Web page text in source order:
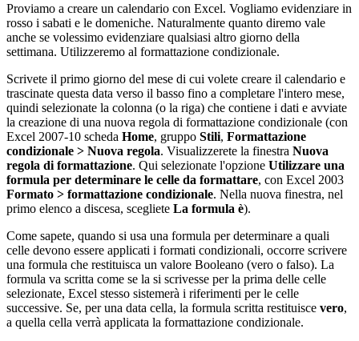
Proviamo a creare un calendario con Excel. Vogliamo evidenziare in
rosso i sabati e le domeniche. Naturalmente quanto diremo vale
anche se volessimo evidenziare qualsiasi altro giorno della
settimana. Utilizzeremo al formattazione condizionale.
Scrivete il primo giorno del mese di cui volete creare il calendario e
trascinate questa data verso il basso fino a completare l'intero mese,
quindi selezionate la colonna (o la riga) che contiene i dati e avviate
la creazione di una nuova regola di formattazione condizionale (con
Excel 2007-10 scheda Home, gruppo Stili, Formattazione
condizionale > Nuova regola. Visualizzerete la finestra Nuova
regola di formattazione. Qui selezionate l'opzione Utilizzare una
formula per determinare le celle da formattare, con Excel 2003
Formato > formattazione condizionale. Nella nuova finestra, nel
primo elenco a discesa, scegliete La formula è).
Come sapete, quando si usa una formula per determinare a quali
celle devono essere applicati i formati condizionali, occorre scrivere
una formula che restituisca un valore Booleano (vero o falso). La
formula va scritta come se la si scrivesse per la prima delle celle
selezionate, Excel stesso sistemerà i riferimenti per le celle
successive. Se, per una data cella, la formula scritta restituisce vero,
a quella cella verrà applicata la formattazione condizionale.